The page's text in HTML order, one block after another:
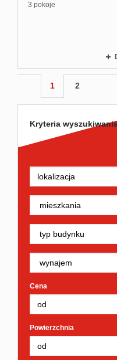
3 pokoje
1 2
Kryteria
Cena
Powierzchnia